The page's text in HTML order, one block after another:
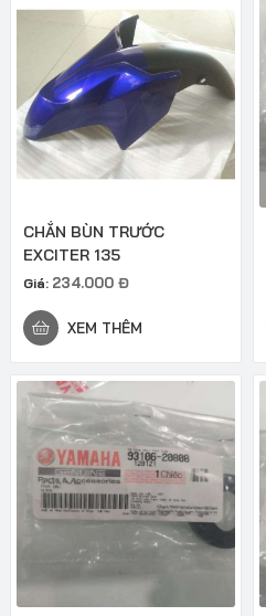
CHẮN BÙN TRƯỚC
EXCITER 135
Giá: 234.000 Đ
XEM THÊM